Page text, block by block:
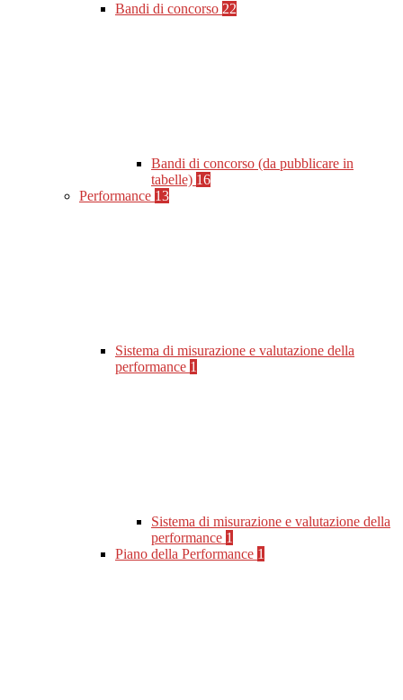
Bandi di concorso 22
Bandi di concorso (da pubblicare in
tabelle) 16
Performance 13
Sistema di misurazione e valutazione della
performance 1
Sistema di misurazione e valutazione della
performance 1
Piano della Performance 1